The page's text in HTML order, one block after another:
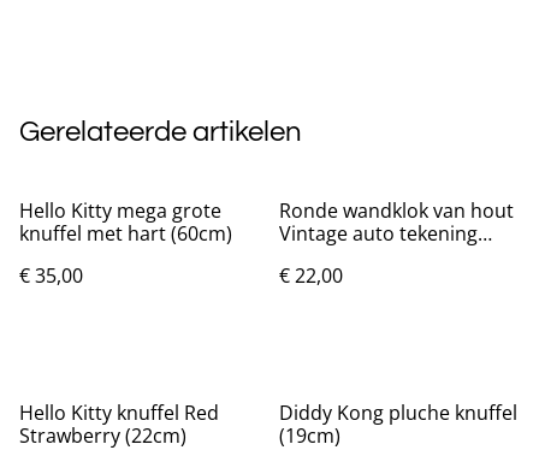
Gerelateerde artikelen
Hello Kitty mega grote
knuffel met hart (60cm)
€ 35,00
Ronde wandklok van hout
Vintage auto tekening
€ 22,00
Hello Kitty knuffel Red
Strawberry (22cm)
Diddy Kong pluche knuffel
(19cm)